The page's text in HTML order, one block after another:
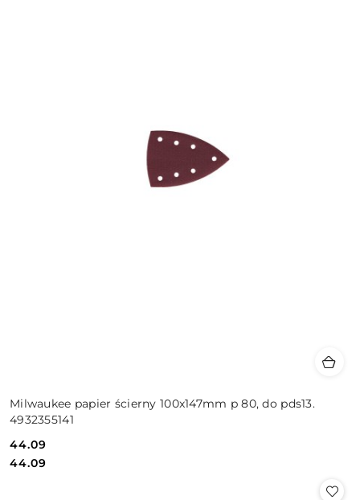
Milwaukee papier ścierny 100x147mm p 80, do pds13.
4932355141
Cena:
44.09
Cena:
44.09